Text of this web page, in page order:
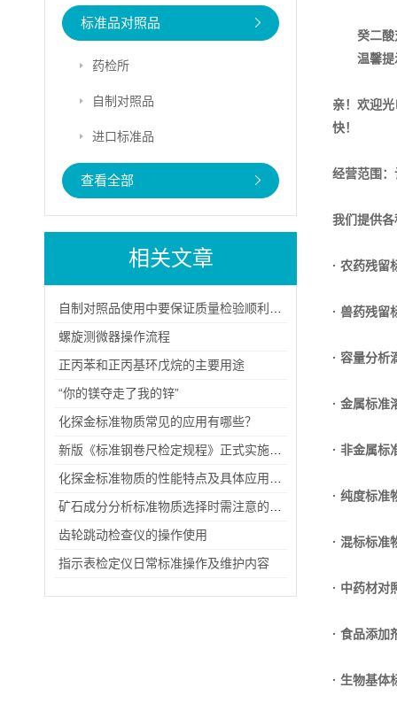
标准品对照品
药检所
自制对照品
进口标准品
查看全部
相关文章
螺旋测微器操作流程
正丙苯和正丙基环戊烷的主要用途
“你的镁夺走了我的锌”
化探金标准物质常见的应用有哪些？
齿轮跳动检查仪的操作使用
指示表检定仪日常标准操作及维护内容
癸二
温馨提
亲！欢迎
快！
经营范围
我们提供
· 农药残留
· 兽药残留
· 容量分析
· 金属标准
· 非金属标
· 纯度标准
· 混标标准
· 中药材对
· 食品添加
· 生物基体